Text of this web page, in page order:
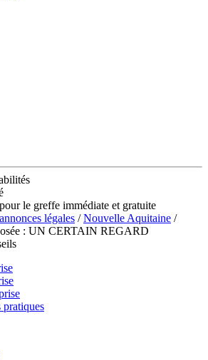
le greffe immédiate et gratuite
légales /Nouvelle Aquitaine /
: UN CERTAIN REGARD
pratiques